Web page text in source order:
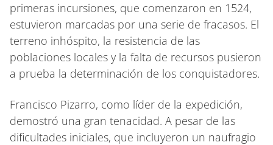
primeras incursiones, que comenzaron en 1524,
estuvieron marcadas por una serie de fracasos. El
terreno inhóspito, la resistencia de las
poblaciones locales y la falta de recursos pusieron
a prueba la determinación de los conquistadores.
Francisco Pizarro, como líder de la expedición,
demostró una gran tenacidad. A pesar de las
dificultades iniciales, que incluyeron un naufragio